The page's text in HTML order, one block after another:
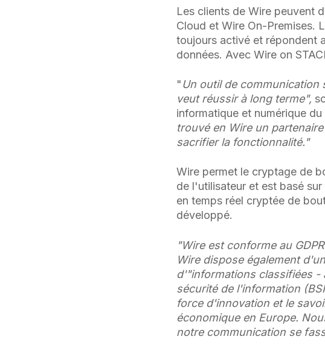
Les clients de Wire peuvent
Cloud et Wire On-Premises.
toujours activé et répondent
données. Avec Wire on
"Un outil de communication
veut réussir à long terme",
informatique et numérique
trouvé en Wire un
sacrifier la fonctionnalité."
Wire permet le cryptage de
de l'utilisateur et est basé
en temps réel cryptée de
développé.
"Wire est conforme au
Wire dispose également
d'"informations classifiées -
sécurité de l'information
force d'innovation et le
économique en Europe.
notre communication se